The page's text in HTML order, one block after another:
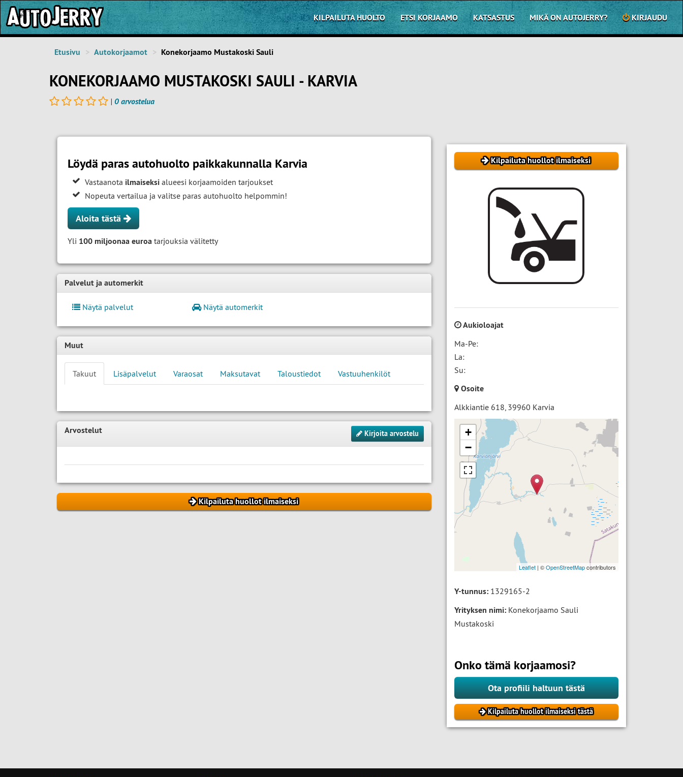
KILPAILUTA HUOLTO ETSI KORJAAMO KATSASTUS MIKÄ ON AUTOJERRY? KIRJAUDU
Etusivu Autokorjaamot Konekorjaamo Mustakoski Sauli
KONEKORJAAMO MUSTAKOSKI SAULI - KARVIA
| 0 arvostelua
Kilpailuta huollot ilmaiseksi
Aukioloajat
Ma-Pe:
La:
Su:
Osoite
Alkkiantie 618, 39960 Karvia
+
−
Leaflet | ©OpenStreetMapcontributors
Y-tunnus:1329165-2
Yrityksen nimi:Konekorjaamo Sauli
Mustakoski
Onko tämä korjaamosi?
Ota profiili haltuun tästä
Kilpailuta huollot ilmaiseksi tästä
Löydä paras autohuolto paikkakunnalla Karvia
Vastaanota ilmaiseksi alueesi korjaamoiden tarjoukset
Nopeuta vertailua ja valitse paras autohuolto helpommin!
Aloita tästä
Yli 100 miljoonaa euroa tarjouksia välitetty
Palvelut ja automerkit
Näytä palvelut Näytä automerkit
Muut
Takuut Lisäpalvelut Varaosat Maksutavat Taloustiedot Vastuuhenkilöt
Arvostelut Kirjoita arvostelu
Kilpailuta huollot ilmaiseksi